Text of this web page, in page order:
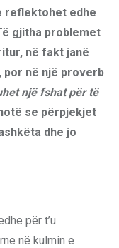
reflektohet edhe
gjitha problemet
në fakt janë
por në një proverb
një fshat për të
se përpjekjet
dhe jo
për t’u
në kulmin e